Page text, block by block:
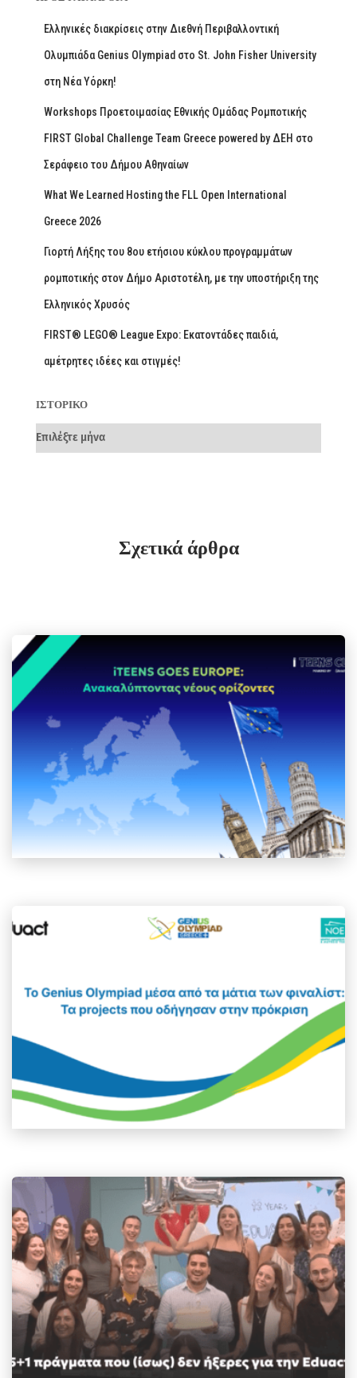
Ελληνικές διακρίσεις στην Διεθνή Περιβαλλοντική
Ολυμπιάδα Genius Olympiad στο St. John Fisher University
στη Νέα Υόρκη!
Workshops Προετοιμασίας Εθνικής Ομάδας Ρομποτικής
FIRST Global Challenge Team Greece powered by ΔΕΗ στο
Σεράφειο του Δήμου Αθηναίων
What We Learned Hosting the FLL Open International
Greece 2026
Γιορτή Λήξης του 8ου ετήσιου κύκλου προγραμμάτων
ρομποτικής στον Δήμο Αριστοτέλη, με την υποστήριξη της
Ελληνικός Χρυσός
FIRST® LEGO® League Expo: Εκατοντάδες παιδιά,
αμέτρητες ιδέες και στιγμές!
ΙΣΤΟΡΙΚΌ
Σχετικά άρθρα